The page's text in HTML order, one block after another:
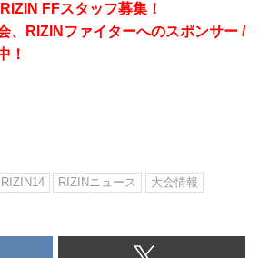
FFスタッフ募集！
、RIZINファイターへのスポンサー /
！
RIZIN14 RIZINニュース
大会情報